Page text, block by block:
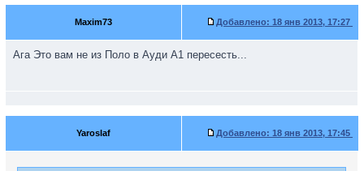
Maxim73 Добавлено: 18 янв 2013, 17:27
Ага Это вам не из Поло в Ауди А1 пересесть...
Yaroslaf Добавлено: 18 янв 2013, 17:45